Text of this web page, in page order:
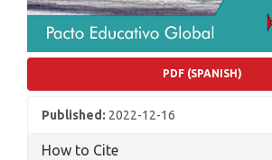
PDF (SPANISH)
Published: 2022-12-16
How to Cite